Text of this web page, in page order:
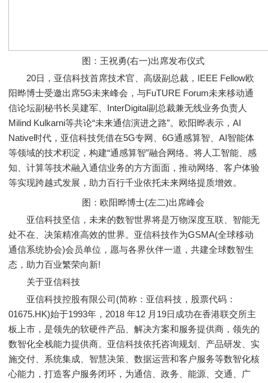
图：王祝勇(右一)出席发布仪式
20日，亚信科技首席技术官、高级副总裁，IEEE Fellow欧
阳晔博士受邀出席5G未来峰会，与FuTURE Forum未来移动通
信论坛副秘书长吴建军、InterDigital副总裁兼无线业务负责人
Milind Kulkarni等共论“未来通信演进之路”。欧阳晔表示，AI
Native时代，亚信科技凭借在5G专网、6G通感算智、AI智能体
等领域的技术积淀，构建“通感算智”融合网络。将人工智能、感
知、计算等技术融入通信业务的方方面面，推动网络、客户体验
等实现跨越式发展，助力百行千业依托未来网络提质增效。
​图：欧阳晔博士(左二)出席峰会
亚信科技坚信，未来的数智世界将是万物深度互联、智能无
处不在、决策精准高效的世界。亚信科技作为GSMA(全球移动
通信系统协会)会员单位，愿与各界伙伴一道，共建全球数智生
态，助力百业繁荣向新!
关于亚信科技
亚信科技控股有限公司(简称：亚信科技，股票代码：
01675.HK)始于1993年，2018 年12 月19日成功在香港联交所主
板上市，是领先的软硬件产品、解决方案和服务提供商，领先的
数智化全栈能力提供商。亚信科技依托咨询规划、产品研发、实
施交付、系统集成、智慧决策、数据运营和客户服务等数智化核
心能力，打造客户服务闭环，为通信、政务、能源、交通、广